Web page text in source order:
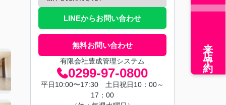
LINEからお問い合わせ
無料お問い合わせ
有限会社豊成管理システム
0299-97-0800
平日10:00〜17:30 土日祝日10：00～
17：00
来店予約